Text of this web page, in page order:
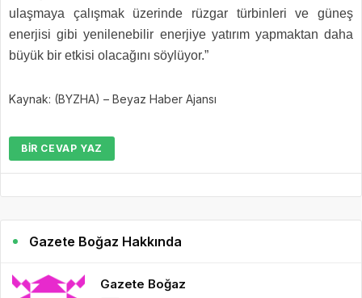
ulaşmaya çalışmak üzerinde rüzgar türbinleri ve güneş
enerjisi gibi yenilenebilir enerjiye yatırım yapmaktan daha
büyük bir etkisi olacağını söylüyor.”
Kaynak: (BYZHA) – Beyaz Haber Ajansı
BIR CEVAP YAZ
Gazete Boğaz Hakkında
Gazete Boğaz